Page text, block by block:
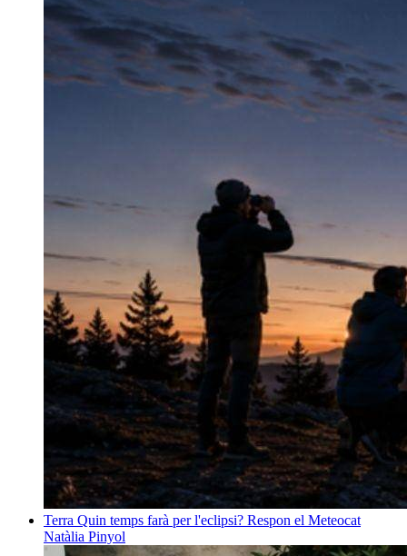
Terra Quin temps farà per l'eclipsi? Respon el Meteocat
Natàlia Pinyol